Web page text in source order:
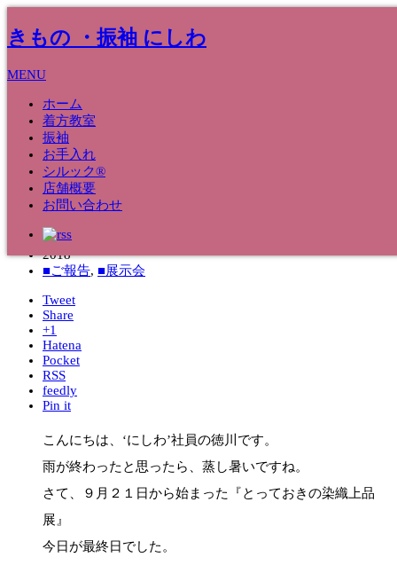
きもの ・振袖 にしわ
MENU
ホーム
着方教室
振袖
お手入れ
シルック®
店舗概要
お問い合わせ
24Sep
今日まで「とっておきの染織上品展」で
した！！
2018
■ご報告, ■展示会
Tweet
Share
+1
Hatena
Pocket
RSS
feedly
Pin it
こんにちは、‘にしわ’社員の徳川です。
雨が終わったと思ったら、蒸し暑いですね。
さて、９月２１日から始まった『とっておきの染織上品
展』
今日が最終日でした。